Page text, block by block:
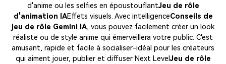
d'anime ou les selfies en époustouflantJeu de rôle
d'animation IAEffets visuels. Avec intelligenceConseils de
jeu de rôle Gemini IA, vous pouvez facilement créer un look
réaliste ou de style anime qui émerveillera votre public. C'est
amusant, rapide et facile à socialiser-idéal pour les créateurs
qui aiment jouer, publier et diffuser Next LevelJeu de rôle